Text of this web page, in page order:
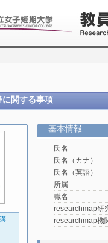
に関する事項
基本情報
氏名
氏名（カナ）
氏名（英語）
所属
職名
researchmap研
researchmap機